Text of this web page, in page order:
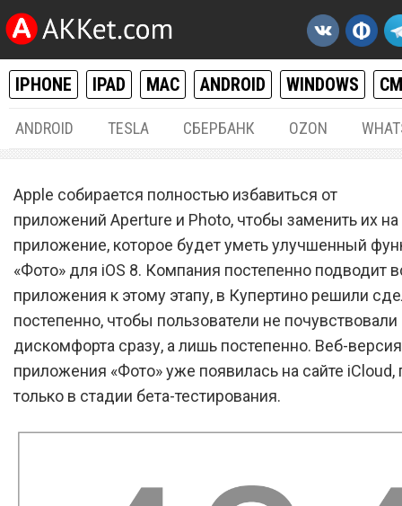
IPHONE IPAD MAC ANDROID WINDOWS
ANDROID TESLA СБЕРБАНК OZON
Веб-версия iCloud
приложением «Фото»
Apple собирается полностью избавиться от
приложений Aperture и Photo, чтобы заменить их
приложение, которое будет уметь улучшенный
«Фото» для iOS 8. Компания постепенно подводит
приложения к этому этапу, в Купертино решили
постепенно, чтобы пользователи не
дискомфорта сразу, а лишь постепенно. Веб-версия
приложения «Фото» уже появилась на сайте iCloud,
только в стадии бета-тестирования.